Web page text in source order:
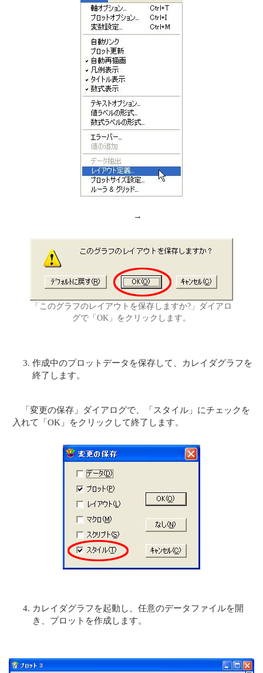
→
「このグラフのレイアウトを保存しますか?」ダイアロ
グで「OK」をクリックします。
作成中のプロットデータを保存して、カレイダグラフを
終了します。
「変更の保存」ダイアログで、「スタイル」にチェックを
入れて「OK」をクリックして終了します。
カレイダグラフを起動し、任意のデータファイルを開
き、プロットを作成します。